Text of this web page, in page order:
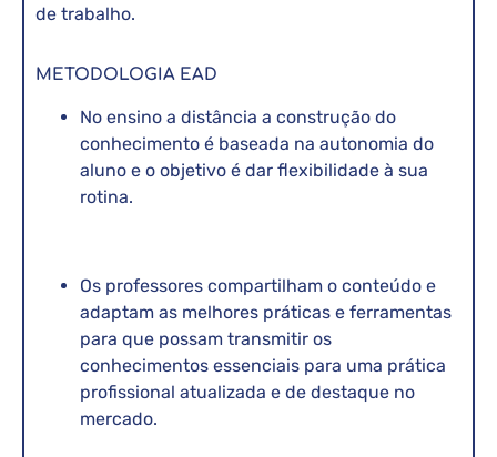
de trabalho.
METODOLOGIA EAD
No ensino a distância a construção do
conhecimento é baseada na autonomia do
aluno e o objetivo é dar flexibilidade à sua
rotina.
Os professores compartilham o conteúdo e
adaptam as melhores práticas e ferramentas
para que possam transmitir os
conhecimentos essenciais para uma prática
profissional atualizada e de destaque no
mercado.